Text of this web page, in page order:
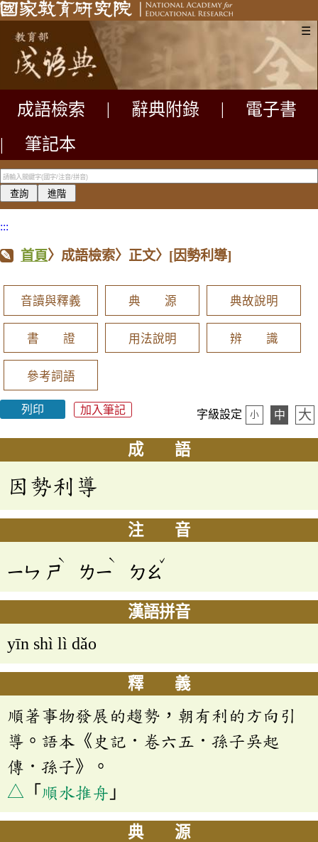
☰
成語檢索 辭典附錄
電子書
|
筆記本
:::
首頁〉成語檢索〉正文〉 [因勢利導]
音讀與釋義 典 源 典故說明
書 證 用法說明 辨 識
參考詞語
列印 加入筆記 字級設定 小 中 大
成 語
因勢利導
注 音
ㄧㄣ ㄕ
ˋ
ㄌㄧ
ˋ
ㄉㄠ
ˇ
漢語拼音
yīn shì lì dǎo
釋 義
順著事物發展的趨勢，朝有利的方向引
導。語本《史記．卷六五．孫子吳起
傳．孫子》。
△ 「 順水推舟 」
典 源